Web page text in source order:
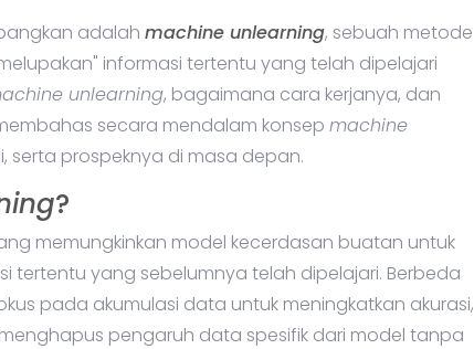
adalah machine unlearning, sebuah metode
informasi tertentu yang telah dipelajari
unlearning, bagaimana cara kerjanya, dan
secara mendalam konsep machine
prospeknya di masa depan.
?
memungkinkan model kecerdasan buatan untuk
tertentu yang sebelumnya telah dipelajari. Berbeda
pada akumulasi data untuk meningkatkan akurasi,
pengaruh data spesifik dari model tanpa